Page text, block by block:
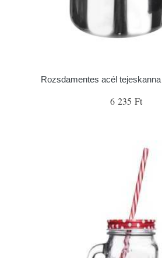
Rozsdamentes acél
6 235 Ft